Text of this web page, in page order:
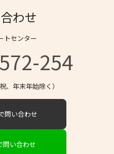
わせ
トセンター
254
、年末年始除く）
問い合わせ
問い合わせ